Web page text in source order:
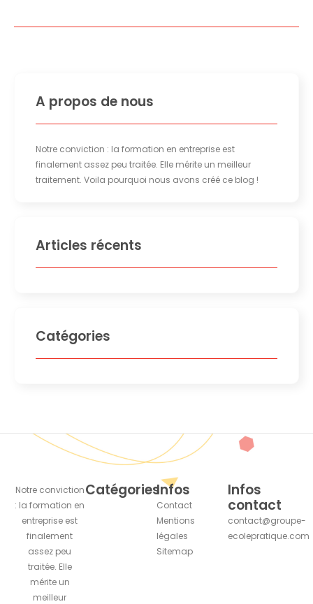
A propos de nous
Notre conviction : la formation en entreprise est
finalement assez peu traitée. Elle mérite un meilleur
traitement. Voila pourquoi nous avons créé ce blog !
Articles récents
Catégories
Notre conviction
: la formation en
entreprise est
finalement
assez peu
traitée. Elle
mérite un
meilleur
CatégoriesInfos
Contact
Mentions
légales
Sitemap
Infos
contact
contact@groupe-
ecolepratique.com